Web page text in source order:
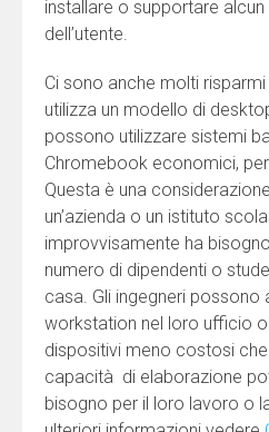
installare o supportare
dell’utente.
Ci sono anche molti
utilizza un modello di
possono utilizzare sistemi
Chromebook economici,
Questa è una
un’azienda o un istituto
improvvisamente ha
numero di dipendenti o
casa. Gli ingegneri
workstation nel loro ufficio
dispositivi meno costosi
capacità di elaborazione
bisogno per il loro lavoro o